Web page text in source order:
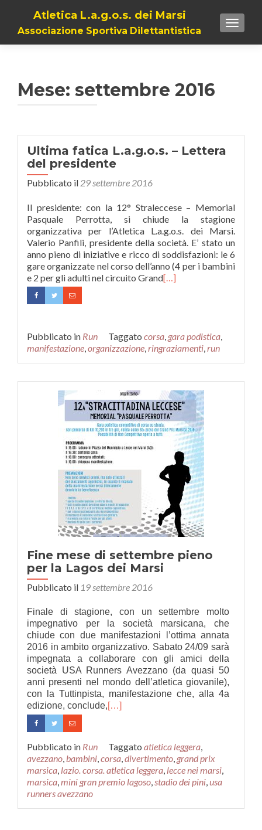
Atletica L.a.g.o.s. dei Marsi
Associazione Sportiva Dilettantistica
Mese: settembre 2016
Ultima fatica L.a.g.o.s. – Lettera
del presidente
Pubblicato il 29 settembre 2016
Il presidente: con la 12° Straleccese – Memorial
Pasquale Perrotta, si chiude la stagione
organizzativa per l’Atletica L.a.g.o.s. dei Marsi.
Valerio Panfili, presidente della società. E’ stato un
anno pieno di iniziative e ricco di soddisfazioni: le 6
gare organizzate nel corso dell’anno (4 per i bambini
e 2 per gli adulti nel circuito Grand[…]
Pubblicato in Run Taggato corsa, gara podistica,
manifestazione,organizzazione,ringraziamenti,run
Fine mese di settembre pieno
per la Lagos dei Marsi
Pubblicato il 19 settembre 2016
Finale di stagione, con un settembre molto
impegnativo per la società marsicana, che
chiude con due manifestazioni l’ottima annata
2016 in ambito organizzativo. Sabato 24/09 sarà
impegnata a collaborare con gli amici della
società USA Runners Avezzano (da quasi 50
anni presenti nel mondo dell’atletica giovanile),
con la Tuttinpista, manifestazione che, alla 4a
edizione, conclude,[…]
Pubblicato in Run Taggato atletica leggera,
avezzano,bambini,corsa,divertimento, grand prix
marsica, lazio. corsa. atletica leggera, lecce nei marsi,
marsica,mini gran premio lagoso,stadio dei pini,usa
runners avezzano